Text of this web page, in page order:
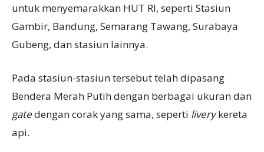
untuk menyemarakkan HUT RI, seperti Stasiun
Gambir, Bandung, Semarang Tawang, Surabaya
Gubeng, dan stasiun lainnya.
Pada stasiun-stasiun tersebut telah dipasang
Bendera Merah Putih dengan berbagai ukuran dan
gatedengan corak yang sama, seperti liverykereta
api.